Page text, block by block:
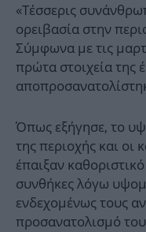
«Τέσσερις
ορειβασία στην
Σύμφωνα με τις
πρώτα στοιχεία της
Όπως εξήγησε, το
της περιοχής και οι
έπαιξαν
συνθήκες λόγω
ενδεχομένως τους
προσανατολισμό